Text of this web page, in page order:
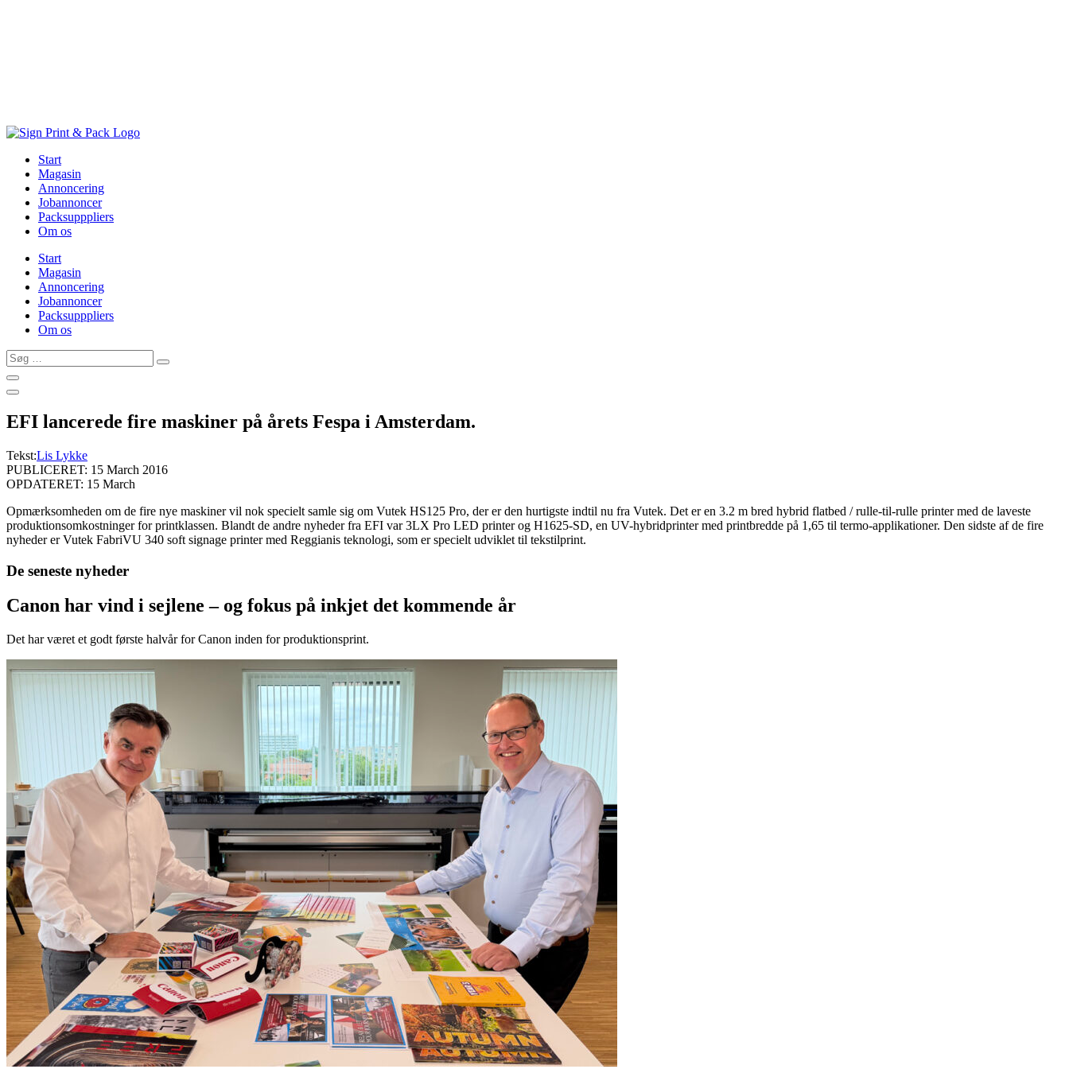
Start
Magasin
Annoncering
Jobannoncer
Packsupppliers
Om os
Start
Magasin
Annoncering
Jobannoncer
Packsupppliers
Om os
Søg
…
EFI lancerede fire maskiner på årets Fespa i Amsterdam.
Tekst:Lis Lykke
PUBLICERET: 15 March 2016
OPDATERET: 15 March
Opmærksomheden om de fire nye maskiner vil nok specielt samle sig om Vutek HS125 Pro, der er den hurtigste indtil nu fra Vutek. Det er en 3.2 m bred hybrid flatbed / rulle-til-rulle printer med de laveste
produktionsomkostninger for printklassen. Blandt de andre nyheder fra EFI var 3LX Pro LED printer og H1625-SD, en UV-hybridprinter med printbredde på 1,65 til termo-applikationer. Den sidste af de fire
nyheder er Vutek FabriVU 340 soft signage printer med Reggianis teknologi, som er specielt udviklet til tekstilprint.
De seneste nyheder
Canon har vind i sejlene – og fokus på inkjet det kommende år
Det har været et godt første halvår for Canon inden for produktionsprint.